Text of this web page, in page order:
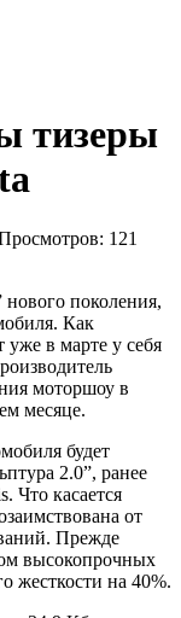
тизеры
поколения,
Как
уже в марте у себя
моторшоу в
месяце.
будет
2.0”, ранее
Что касается
от
Прежде
высокопрочных
жесткости на 40%.